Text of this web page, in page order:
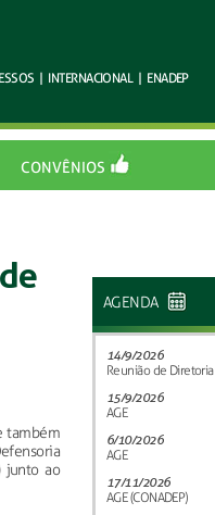
| INTERNACIONAL | ENADEP
CONVÊNIOS
também
junto ao
AGENDA
14/9/2026
Reunião de Diretoria
15/9/2026
AGE
6/10/2026
AGE
17/11/2026
AGE (CONADEP)